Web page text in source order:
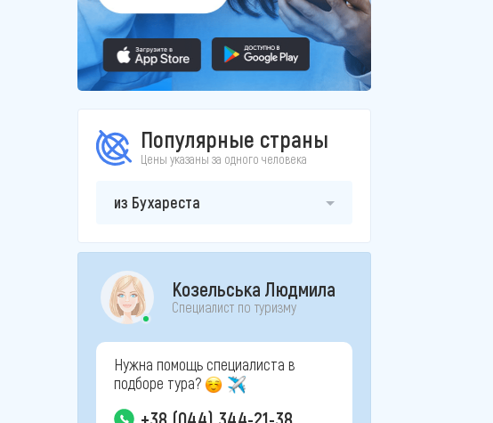
Популярные страны
Цены указаны за одного человека
из Бухареста
Козельська Людмила
Специалист по туризму
Нужна помощь специалиста в
подборе тура?